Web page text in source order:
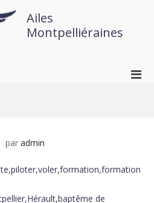
Ailes
Montpelliéraines
par admin